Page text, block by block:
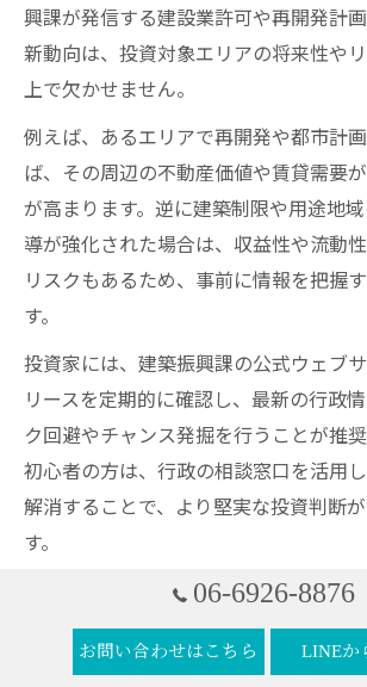
興課が発信する建設業許可や再開発計
新動向は、投資対象エリアの将来性や
上で欠かせません。
例えば、あるエリアで再開発や都市計
ば、その周辺の不動産価値や賃貸需要
が高まります。逆に建築制限や用途地
導が強化された場合は、収益性や流動
リスクもあるため、事前に情報を把握
す。
投資家には、建築振興課の公式ウェブ
リースを定期的に確認し、最新の行政
ク回避やチャンス発掘を行うことが推
初心者の方は、行政の相談窓口を活用し
解消することで、より堅実な投資判断
す。
大阪府宅建業指導課の行政情報を読む
大阪府宅建業指導課が発信する行政情
06-6926-8876
お問い合わせはこちら LINEか